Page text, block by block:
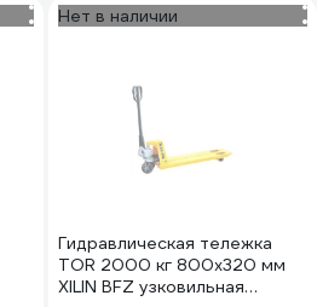
Нет в наличии
Гидравлическая тележка
TOR 2000 кг 800x320 мм
XILIN BFZ узковильная